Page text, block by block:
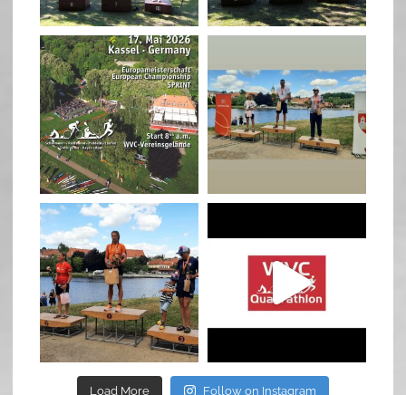
May 3 May 3
quadrathlon
Jan 27
quadrathlon
Jul 6
Load More Follow on Instagram